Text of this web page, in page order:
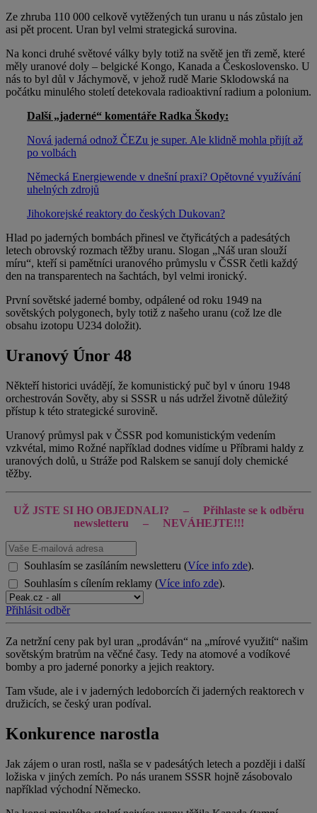
Ze zhruba 110 000 celkově vytěžených tun uranu u nás zůstalo jen
asi pět procent. Uran byl velmi strategická surovina.
Na konci druhé světové války byly totiž na světě jen tři země, které
měly uranové doly – belgické Kongo, Kanada a Československo. U
nás to byl důl v Jáchymově, v jehož rudě Marie Sklodowská na
počátku minulého století detekovala radioaktivní radium a polonium.
Další „jaderné“ komentáře Radka Škody:
Nová jaderná odnož ČEZu je super. Ale klidně mohla přijít až
po volbách
Německá Energiewende v dnešní praxi? Opětovné využívání
uhelných zdrojů
Jihokorejské reaktory do českých Dukovan?
Hlad po jaderných bombách přinesl ve čtyřicátých a padesátých
letech obrovský rozmach těžby uranu. Slogan „Náš uran slouží
míru“, kteří si pamětníci uranového průmyslu v ČSSR četli každý
den na transparentech na šachtách, byl velmi ironický.
První sovětské jaderné bomby, odpálené od roku 1949 na
sovětských polygonech, byly totiž z našeho uranu (což lze dle
obsahu izotopu U234 doložit).
Uranový Únor 48
Někteří historici uvádějí, že komunistický puč byl v únoru 1948
orchestrován Sověty, aby si SSSR u nás udržel životně důležitý
přístup k této strategické surovině.
Uranový průmysl pak v ČSSR pod komunistickým vedením
vzkvétal, mimo Rožné například dodnes vidíme u Příbrami haldy z
uranových dolů, u Stráže pod Ralskem se sanují doly chemické
těžby.
UŽ JSTE SI HO OBJEDNALI? – Přihlaste se k odběru
newsletteru
– NEVÁHEJTE!!!
Souhlasím se zasíláním newsletteru (Více info zde).
Souhlasím s cílením reklamy (Více info zde).
Přihlásit odběr
Za netržní ceny pak byl uran „prodáván“ na „mírové využití“ našim
sovětským bratrům na věčné časy. Tedy na atomové a vodíkové
bomby a pro jaderné ponorky a jejich reaktory.
Tam všude, ale i v jaderných ledoborcích či jaderných reaktorech v
družicích, se český uran podíval.
Konkurence narostla
Jak zájem o uran rostl, našla se v padesátých letech a později i další
ložiska v jiných zemích. Po nás uranem SSSR hojně zásobovalo
například východní Německo.